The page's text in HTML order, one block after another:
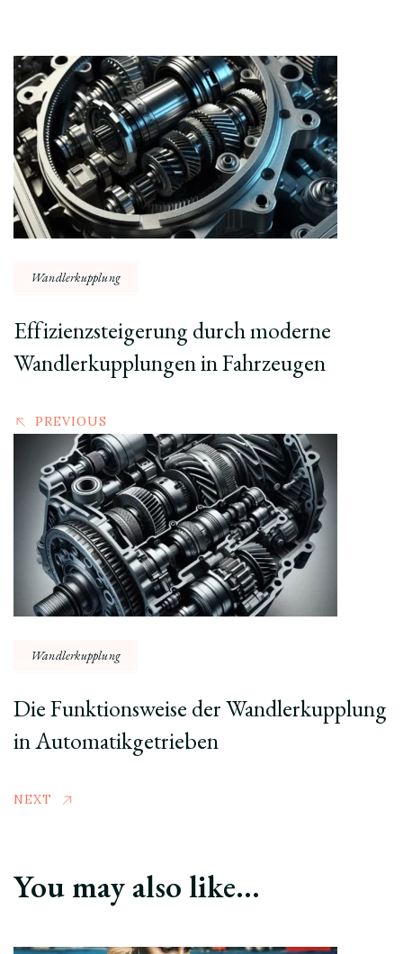
Post
Navigation
Wandlerkupplung
Effizienzsteigerung durch moderne
Wandlerkupplungen in Fahrzeugen
PREVIOUS
Wandlerkupplung
Die Funktionsweise der Wandlerkupplung
in Automatikgetrieben
NEXT
You may also like...